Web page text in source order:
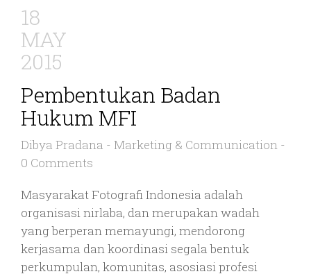
18
MAY
2015
Pembentukan Badan
Hukum MFI
Dibya Pradana - Marketing & Communication -
0 Comments
Masyarakat Fotografi Indonesia adalah
organisasi nirlaba, dan merupakan wadah
yang berperan memayungi, mendorong
kerjasama dan koordinasi segala bentuk
perkumpulan, komunitas, asosiasi profesi